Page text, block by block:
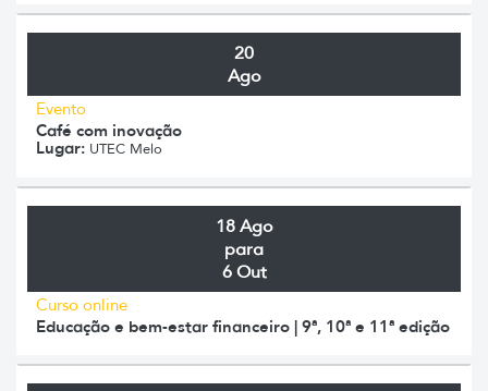
20
Ago
Evento
Café com inovação
Lugar: UTEC Melo
18 Ago
para
6 Out
Curso online
Educação e bem-estar financeiro | 9ª, 10ª e 11ª edição